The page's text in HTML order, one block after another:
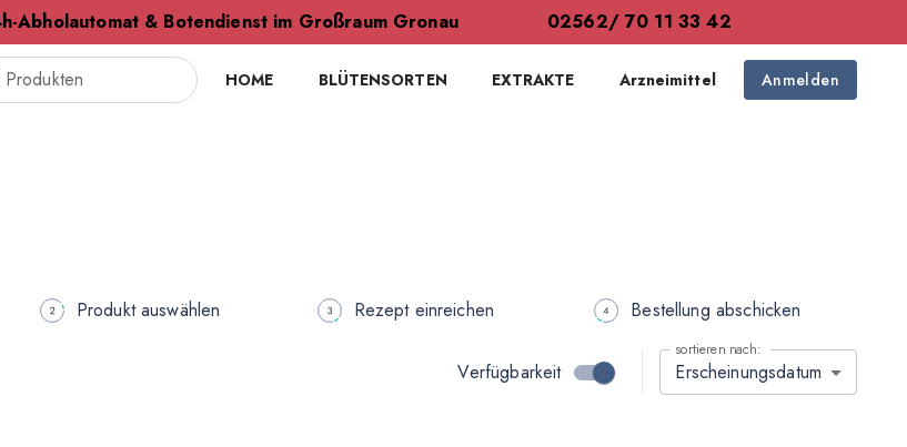
Abholautomat & Botendienst im Großraum Gronau 02562/ 70 11 33 42
HOME BLÜTENSORTEN EXTRAKTE Arzneimittel Anmelden
Produkt auswählen Rezept einreichen Bestellung abschicken
Verfügbarkeit
sortieren nach:
Erscheinungsdatum